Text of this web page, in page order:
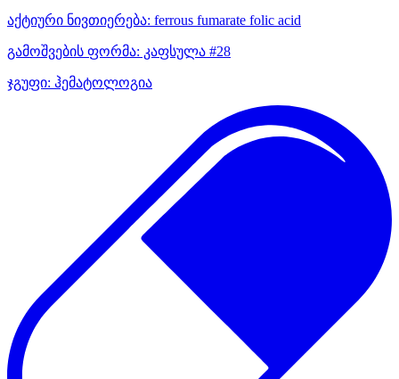
აქტიური ნივთიერება: ferrous fumarate folic acid
გამოშვების ფორმა: კაფსულა #28
ჯგუფი: ჰემატოლოგია